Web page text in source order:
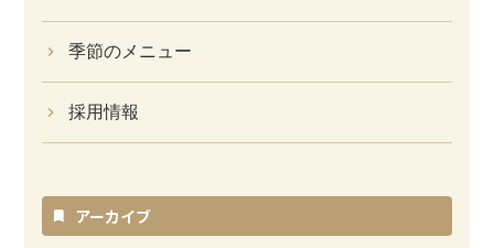
季節のメニュー
採用情報
アーカイブ